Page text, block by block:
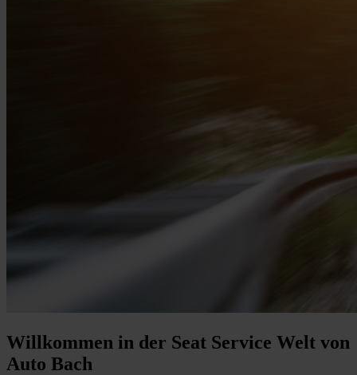
Willkommen in der Seat Service Welt von
Auto Bach